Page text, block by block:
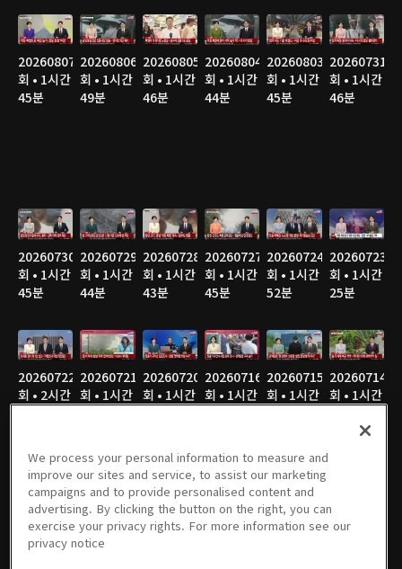
20260807
회 • 1시간
45분
20260806
회 • 1시간
49분
20260805
회 • 1시간
46분
20260804
회 • 1시간
44분
20260803
회 • 1시간
45분
20260731
회 • 1시간
46분
20260730
회 • 1시간
45분
20260729
회 • 1시간
44분
20260728
회 • 1시간
43분
20260727
회 • 1시간
45분
20260724
회 • 1시간
52분
20260723
회 • 1시간
25분
20260722
회 • 2시간
20260721
회 • 1시간
20260720
회 • 1시간
20260716
회 • 1시간
20260715
회 • 1시간
20260714
회 • 1시간
20260713
회 • 1시간
49분
20260710
회 • 1시간
47분
20260709
회 • 1시간
47분
20260708
회 • 1시간
45분
20260707
회 • 1시간
46분
회 • 1시간
53분
We process your personal information to measure and
improve our sites and service, to assist our marketing
campaigns and to provide personalised content and
advertising. By clicking the button on the right, you can
exercise your privacy rights. For more information see our
privacy notice